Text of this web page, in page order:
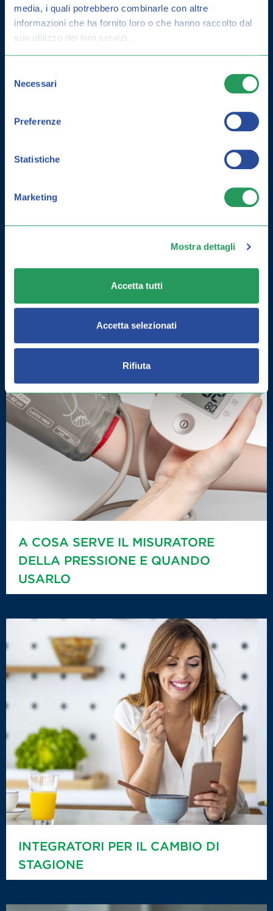
media, i quali potrebbero combinarle con altre
informazioni che ha fornito loro o che hanno raccolto dal
suo utilizzo dei loro servizi .
delNecessari
Preferenze
Statistiche
Marketing
Mostra dettagli
Accetta tutti
Accetta selezionati
Rifiuta
COME MIGLIORARE LA MEMORIA:
A COSA SERVE IL MISURATORE
DELLA PRESSIONE E QUANDO
USARLO
INTEGRATORI PER IL CAMBIO DI
STAGIONE